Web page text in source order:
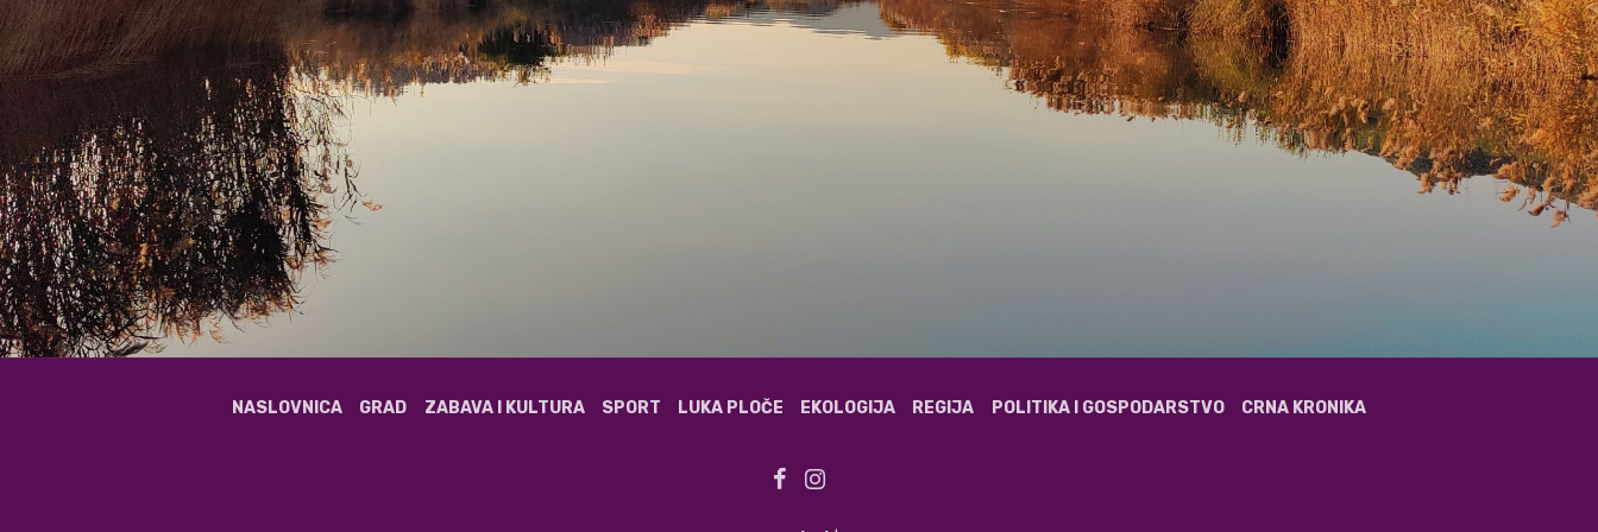
NASLOVNICA GRAD ZABAVA I KULTURA SPORT LUKA PLOČE EKOLOGIJA REGIJA POLITIKA I GOSPODARSTVO CRNA KRONIKA